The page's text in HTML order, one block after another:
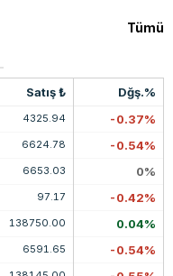
Tümü
Satış ₺ Dğş.%
4325.94 -0.37%
6624.78 -0.54%
6653.03 0%
97.17 -0.42%
138750.00 0.04%
6591.65 -0.54%